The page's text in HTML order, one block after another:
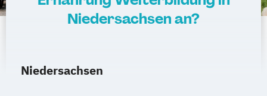
Niedersachsen an?
Niedersachsen